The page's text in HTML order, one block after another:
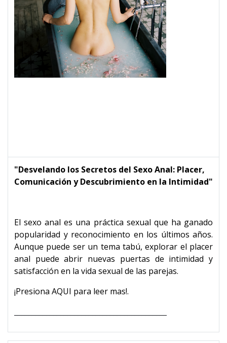
"Desvelando los Secretos del Sexo Anal: Placer,
Comunicación y Descubrimiento en la Intimidad"
El sexo anal es una práctica sexual que ha ganado
popularidad y reconocimiento en los últimos años.
Aunque puede ser un tema tabú, explorar el placer
anal puede abrir nuevas puertas de intimidad y
satisfacción en la vida sexual de las parejas.
¡Presiona AQUI para leer mas!.